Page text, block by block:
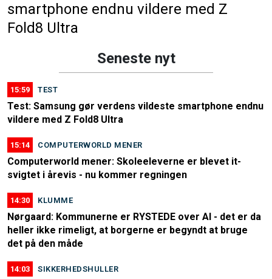
smartphone endnu vildere med Z
Fold8 Ultra
Seneste nyt
15:59 TEST
Test: Samsung gør verdens vildeste smartphone endnu
vildere med Z Fold8 Ultra
15:14 COMPUTERWORLD MENER
Computerworld mener: Skoleeleverne er blevet it-
svigtet i årevis - nu kommer regningen
14:30 KLUMME
Nørgaard: Kommunerne er RYSTEDE over AI - det er da
heller ikke rimeligt, at borgerne er begyndt at bruge
det på den måde
14:03 SIKKERHEDSHULLER